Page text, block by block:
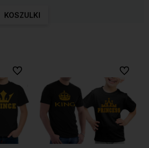
KOSZULKI
Do ulubionych Do